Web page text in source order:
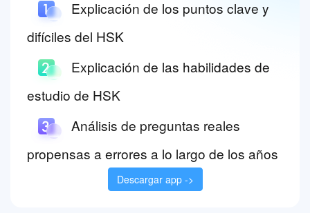
Explicación de los puntos clave y
difíciles del HSK
Explicación de las habilidades de
estudio de HSK
Análisis de preguntas reales
propensas a errores a lo largo de los años
Descargar app ->